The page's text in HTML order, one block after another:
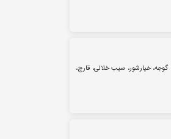
خیارشور، سیب خلالی، قارچ،